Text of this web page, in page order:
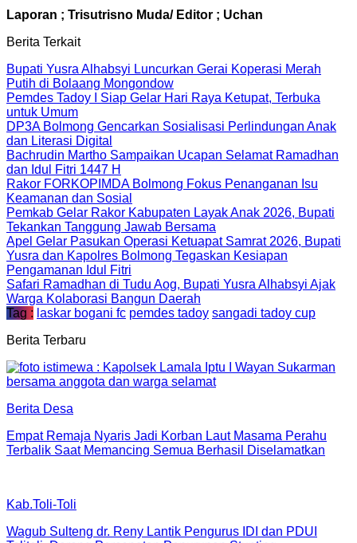
Laporan ; Trisutrisno Muda/ Editor ; Uchan
Berita Terkait
Bupati Yusra Alhabsyi Luncurkan Gerai Koperasi Merah
Putih di Bolaang Mongondow
Pemdes Tadoy I Siap Gelar Hari Raya Ketupat, Terbuka
untuk Umum
DP3A Bolmong Gencarkan Sosialisasi Perlindungan Anak
dan Literasi Digital
Bachrudin Martho Sampaikan Ucapan Selamat Ramadhan
dan Idul Fitri 1447 H
Rakor FORKOPIMDA Bolmong Fokus Penanganan Isu
Keamanan dan Sosial
Pemkab Gelar Rakor Kabupaten Layak Anak 2026, Bupati
Tekankan Tanggung Jawab Bersama
Apel Gelar Pasukan Operasi Ketuapat Samrat 2026, Bupati
Yusra dan Kapolres Bolmong Tegaskan Kesiapan
Pengamanan Idul Fitri
Safari Ramadhan di Tudu Aog, Bupati Yusra Alhabsyi Ajak
Warga Kolaborasi Bangun Daerah
Tag : laskar bogani fc pemdes tadoy sangadi tadoy cup
Berita Terbaru
Berita Desa
Empat Remaja Nyaris Jadi Korban Laut Masama Perahu
Terbalik Saat Memancing Semua Berhasil Diselamatkan
Kab.Toli-Toli
Wagub Sulteng dr. Reny Lantik Pengurus IDI dan PDUI